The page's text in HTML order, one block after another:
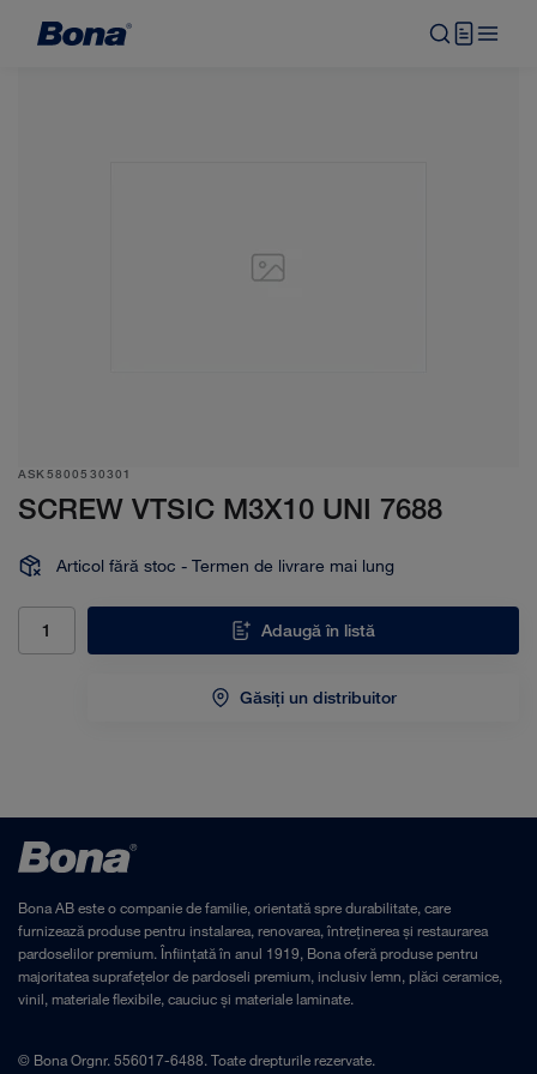
ASK5800530301
SCREW VTSIC M3X10 UNI 7688
Articol fără stoc - Termen de livrare mai lung
Găsiți un distribuitor
Adaugă în listă
Bona AB este o companie de familie, orientată spre durabilitate, care
furnizează produse pentru instalarea, renovarea, întreținerea și restaurarea
pardoselilor premium. Înființată în anul 1919, Bona oferă produse pentru
majoritatea suprafețelor de pardoseli premium, inclusiv lemn, plăci ceramice,
vinil, materiale flexibile, cauciuc și materiale laminate.
© Bona Orgnr. 556017-6488. Toate drepturile rezervate.